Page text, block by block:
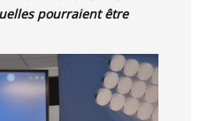
pourraient être